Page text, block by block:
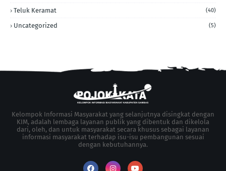
Teluk Keramat (40)
Uncategorized (5)
Kelompok Informasi Masyarakat yang selanjutnya disingkat dengan
KIM, adalah lembaga layanan publik yang dibentuk dan dikelola
dari, oleh, dan untuk masyarakat secara khusus sebagai layanan
informasi masyarakat terhadap isu-isu pembangunan sesuai
dengan kebutuhannya.